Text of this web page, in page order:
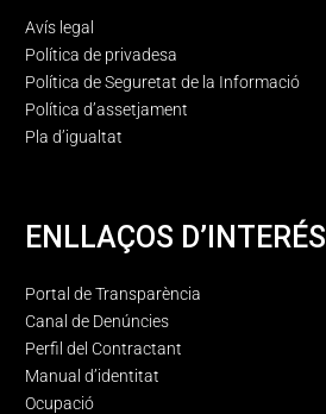
Avís legal
Política de privadesa
Política de Seguretat de la Informació
Política d’assetjament
Pla d’igualtat
ENLLAÇOS D’INTERÉS
Portal de Transparència
Canal de Denúncies
Perfil del Contractant
Manual d’identitat
Ocupació